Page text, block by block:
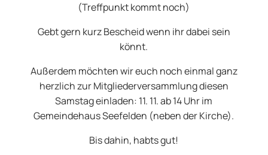
(Treffpunkt kommt noch)
Gebt gern kurz Bescheid wenn ihr dabei sein
könnt.
Außerdem möchten wir euch noch einmal ganz
herzlich zur Mitgliederversammlung diesen
Samstag einladen: 11. 11. ab 14 Uhr im
Gemeindehaus Seefelden (neben der Kirche).
Bis dahin, habts gut!